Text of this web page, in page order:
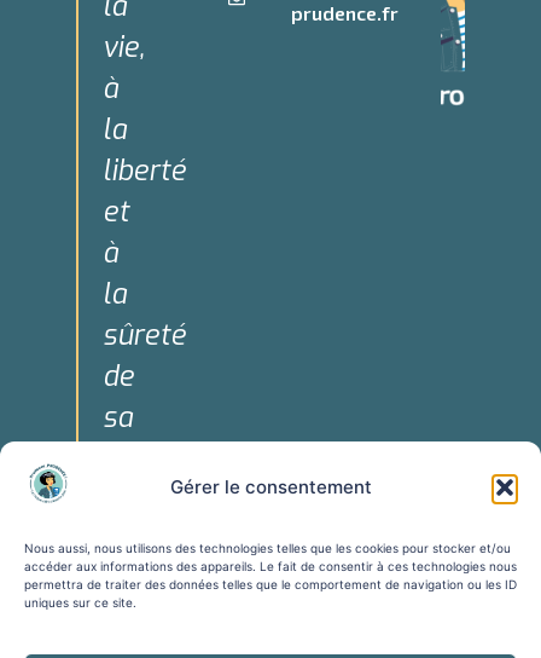
Gérer le consentement
Nous aussi, nous utilisons des technologies telles que les cookies pour stocker et/ou
accéder aux informations des appareils. Le fait de consentir à ces technologies nous
permettra de traiter des données telles que le comportement de navigation ou les ID
uniques sur ce site.
vie,
à
la
liberté
et
à
la
sûreté
de
sa
Déclaration
Universelle
des Droits
prudence.fr